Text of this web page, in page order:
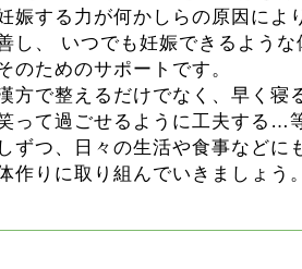
娠する力が何かしらの原因によ
し、 いつでも妊娠できるような
のためのサポートです。
方で整えるだけでなく、早く寝
って過ごせるように工夫する…
ずつ、日々の生活や食事などに
作りに取り組んでいきましょう